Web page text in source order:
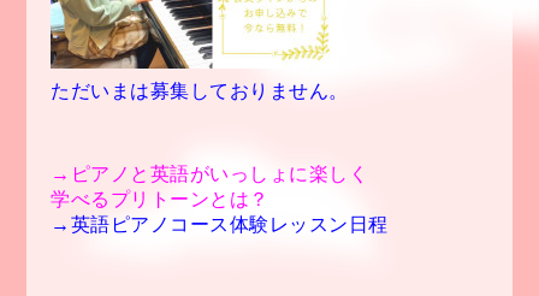
ただいまは募集しておりません。
→ピアノと英語がいっしょに楽しく
学べる プリトーンとは？
→英語ピアノコース体験レッスン日程